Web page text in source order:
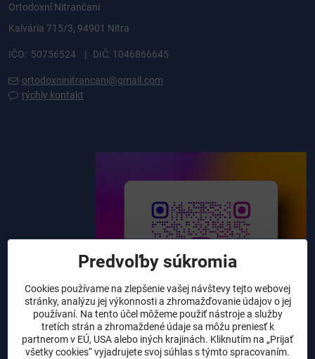
Ortodoxní Nitrančani
Kalvária 715/3, 94901 Nitra
IČO: 50756524 | DIČ: 1046866645
ortodoxninitrancani@gmail.com
rýchly kontakt
Predvoľby súkromia
Cookies používame na zlepšenie vašej návštevy tejto webovej
stránky, analýzu jej výkonnosti a zhromažďovanie údajov o jej
používaní. Na tento účel môžeme použiť nástroje a služby
tretích strán a zhromaždené údaje sa môžu preniesť k
partnerom v EÚ, USA alebo iných krajinách. Kliknutím na „Prijať
všetky cookies“ vyjadrujete svoj súhlas s týmto spracovaním.